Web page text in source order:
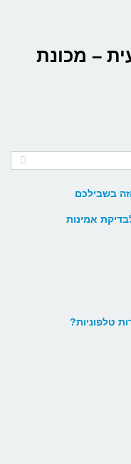
– מכונת
בשבילכם
אמינות
טלפוניות?